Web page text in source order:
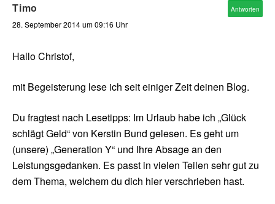
Timo
28. September 2014 um 09:16 Uhr
Hallo Christof,
mit Begeisterung lese ich seit einiger Zeit deinen Blog.
Du fragtest nach Lesetipps: Im Urlaub habe ich „Glück
schlägt Geld“ von Kerstin Bund gelesen. Es geht um
(unsere) „Generation Y“ und Ihre Absage an den
Leistungsgedanken. Es passt in vielen Teilen sehr gut zu
dem Thema, welchem du dich hier verschrieben hast.
Antworten